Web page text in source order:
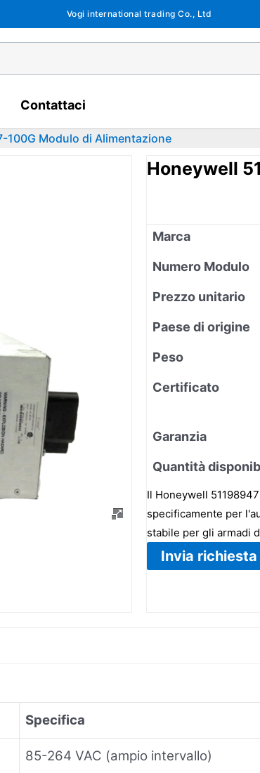
Vogi international trading Co., Ltd
Contattaci
100G Modulo di Alimentazione
Honeywell
Marca
Numero Modulo
Prezzo unitario
Paese di origine
Peso
Certificato
Garanzia
Quantità
Il Honeywell
specificamente per
stabile per gli armadi
Invia richiesta
Specifica
85-264 VAC (ampio intervallo)